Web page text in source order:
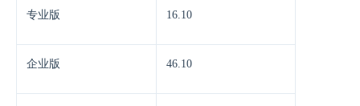
专业版 16.10
企业版 46.10